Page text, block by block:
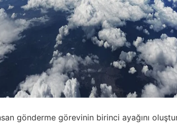
gönderme görevinin birinci ayağını